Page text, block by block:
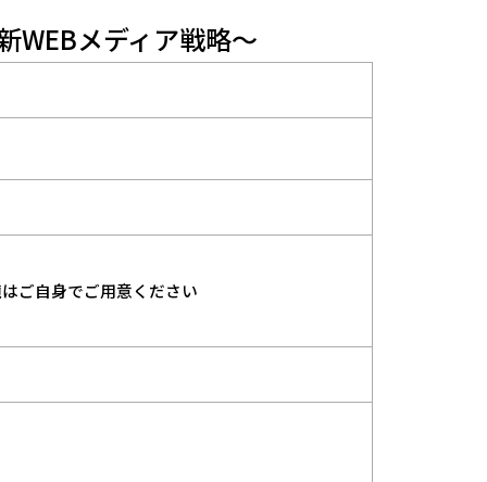
WEBメディア戦略～
ご自身でご用意ください